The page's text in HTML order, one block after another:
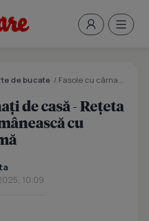
de bucate / Fasole cu cârnați de casă - Rețeta tradițional românească cu savoare maximă
de casă - Rețeta
cu
10:09